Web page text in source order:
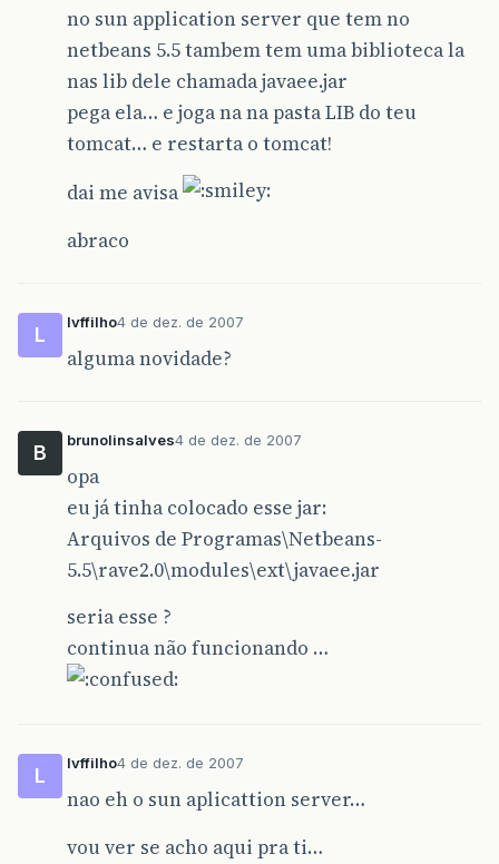
no sun application server que tem no
netbeans 5.5 tambem tem uma biblioteca la
nas lib dele chamada javaee.jar
pega ela… e joga na na pasta LIB do teu
tomcat… e restarta o tomcat!
dai me avisa
abraco
L
lvffilho4 de dez. de 2007
alguma novidade?
B
brunolinsalves4 de dez. de 2007
opa
eu já tinha colocado esse jar:
Arquivos de Programas\Netbeans-
5.5\rave2.0\modules\ext\javaee.jar
seria esse ?
continua não funcionando …
L
lvffilho4 de dez. de 2007
nao eh o sun aplicattion server…
vou ver se acho aqui pra ti…